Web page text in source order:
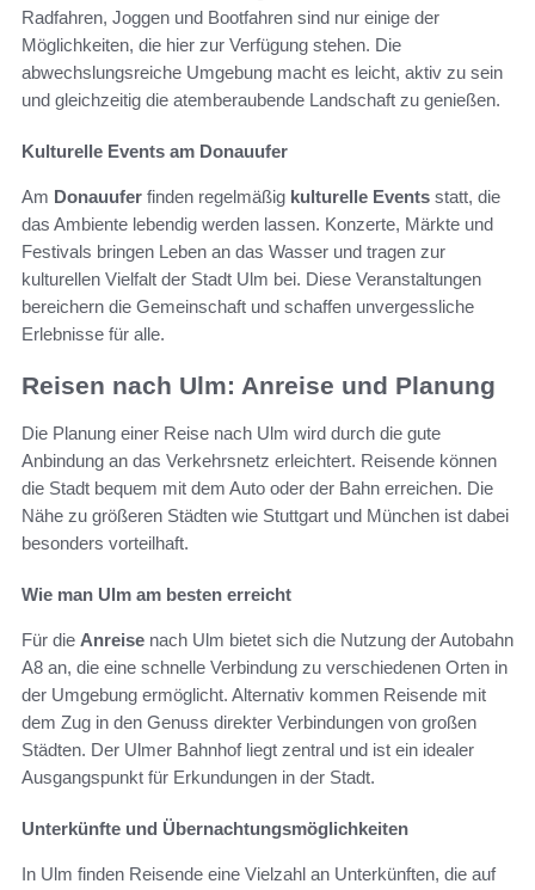
Radfahren, Joggen und Bootfahren sind nur einige der
Möglichkeiten, die hier zur Verfügung stehen. Die
abwechslungsreiche Umgebung macht es leicht, aktiv zu sein
und gleichzeitig die atemberaubende Landschaft zu genießen.
Kulturelle Events am Donauufer
Am Donauufer finden regelmäßig kulturelle Events statt, die
das Ambiente lebendig werden lassen. Konzerte, Märkte und
Festivals bringen Leben an das Wasser und tragen zur
kulturellen Vielfalt der Stadt Ulm bei. Diese Veranstaltungen
bereichern die Gemeinschaft und schaffen unvergessliche
Erlebnisse für alle.
Reisen nach Ulm: Anreise und Planung
Die Planung einer Reise nach Ulm wird durch die gute
Anbindung an das Verkehrsnetz erleichtert. Reisende können
die Stadt bequem mit dem Auto oder der Bahn erreichen. Die
Nähe zu größeren Städten wie Stuttgart und München ist dabei
besonders vorteilhaft.
Wie man Ulm am besten erreicht
Für die Anreise nach Ulm bietet sich die Nutzung der Autobahn
A8 an, die eine schnelle Verbindung zu verschiedenen Orten in
der Umgebung ermöglicht. Alternativ kommen Reisende mit
dem Zug in den Genuss direkter Verbindungen von großen
Städten. Der Ulmer Bahnhof liegt zentral und ist ein idealer
Ausgangspunkt für Erkundungen in der Stadt.
Unterkünfte und Übernachtungsmöglichkeiten
In Ulm finden Reisende eine Vielzahl an Unterkünften, die auf